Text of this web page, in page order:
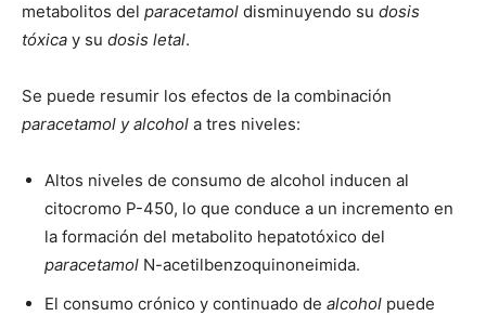
metabolitos del paracetamol disminuyendo su dosis
tóxica y su dosis letal.
Se puede resumir los efectos de la combinación
paracetamol y alcohol a tres niveles:
Altos niveles de consumo de alcohol inducen al
citocromo P-450, lo que conduce a un incremento en
la formación del metabolito hepatotóxico del
paracetamol N-acetilbenzoquinoneimida.
El consumo crónico y continuado de alcohol puede